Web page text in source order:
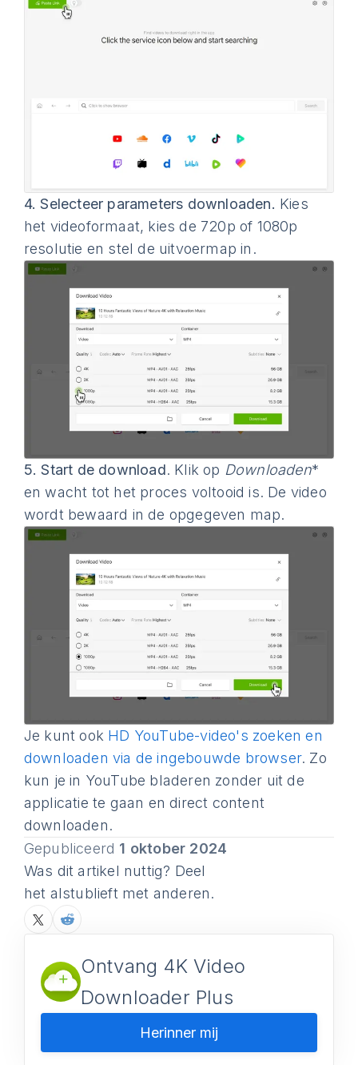
4. Selecteer parameters downloaden. Kies
het videoformaat, kies de 720p of 1080p
resolutie en stel de uitvoermap in.
5. Start de download. Klik op Downloaden*
en wacht tot het proces voltooid is. De video
wordt bewaard in de opgegeven map.
Je kunt ook HD YouTube-video's zoeken en
downloaden via de ingebouwde browser. Zo
kun je in YouTube bladeren zonder uit de
applicatie te gaan en direct content
downloaden.
Gepubliceerd 1 oktober 2024
Was dit artikel nuttig? Deel
het alstublieft met anderen.
Ontvang 4K Video
Downloader Plus
Herinner mij